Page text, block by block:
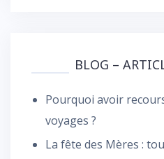
BLOG –
Pourquoi avoir
voyages ?
La fête des Mères :